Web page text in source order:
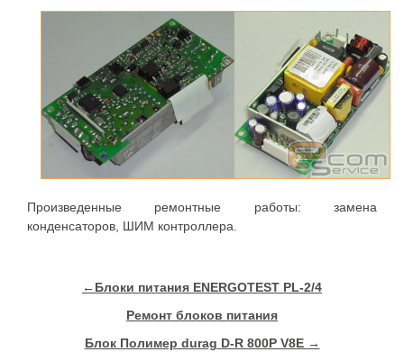
Произведенные ремонтные работы: замена
конденсаторов, ШИМ контроллера.
←Блоки питания ENERGOTEST PL-2/4
Ремонт блоков питания
Блок Полимер durag D-R 800P V8E →